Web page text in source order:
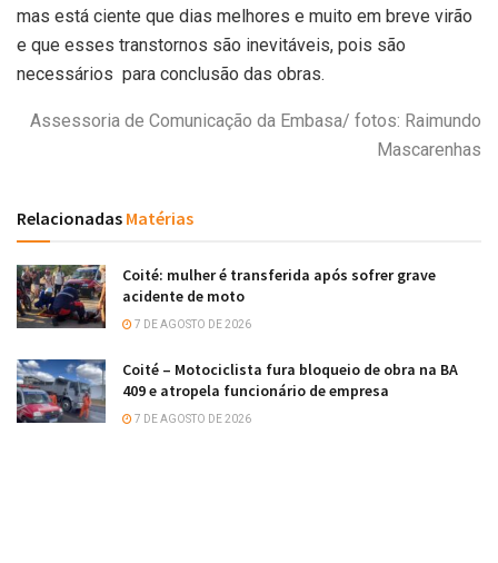
mas está ciente que dias melhores e muito em breve virão
e que esses transtornos são inevitáveis, pois são
necessários para conclusão das obras.
Assessoria de Comunicação da Embasa/ fotos: Raimundo
Mascarenhas
Relacionadas Matérias
Coité: mulher é transferida após sofrer grave
acidente de moto
7 DE AGOSTO DE 2026
Coité – Motociclista fura bloqueio de obra na BA
409 e atropela funcionário de empresa
7 DE AGOSTO DE 2026